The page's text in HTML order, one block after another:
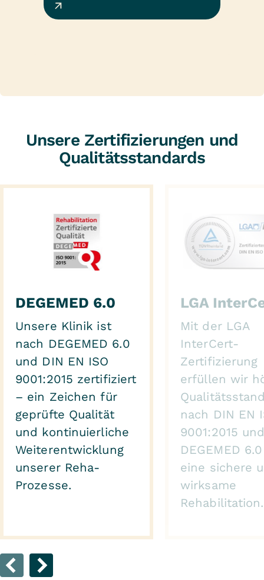
Unsere Zertifizierungen und
Qualitätsstandards
DEGEMED 6.0
Unsere Klinik ist
nach DEGEMED 6.0
und DIN EN ISO
9001:2015 zertifiziert
– ein Zeichen für
geprüfte Qualität
und kontinuierliche
Weiterentwicklung
unserer Reha-
Prozesse.
LGA
Mit der LGA
InterCert-
Zertifizierung
erfüllen wir
nach DIN EN
9001:2015
DEGEMED
eine sichere
wirksame
Rehabilitation.